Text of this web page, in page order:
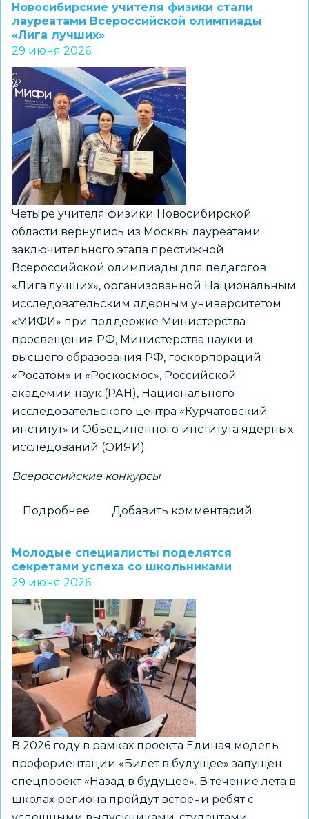
провел
урок
ПДД
для
воспитанников
лагеря
«Зеленая
республика»
Новосибирские учителя физики стали
лауреатами Всероссийской олимпиады
«Лига лучших»
29 июня 2026
Четыре учителя физики Новосибирской
области вернулись из Москвы лауреатами
заключительного этапа престижной
Всероссийской олимпиады для педагогов
«Лига лучших», организованной Национальным
исследовательским ядерным университетом
«МИФИ» при поддержке Министерства
просвещения РФ, Министерства науки и
высшего образования РФ, госкорпораций
«Росатом» и «Роскосмос», Российской
академии наук (РАН), Национального
исследовательского центра «Курчатовский
институт» и Объединённого института ядерных
исследований (ОИЯИ).
Всероссийские конкурсы
Подробнее
физики
стали
лауреатами
Всероссийской
олимпиады
«Лига
лучших»
Добавить комментарий
Молодые специалисты поделятся
секретами успеха со школьниками
29 июня 2026
В 2026 году в рамках проекта Единая модель
профориентации «Билет в будущее» запущен
спецпроект «Назад в будущее». В течение лета в
школах региона пройдут встречи ребят с